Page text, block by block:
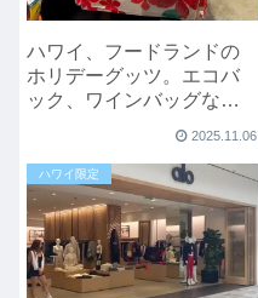
ハワイ、フードランドの
ホリデーグッツ。エコバ
ック、ワインバッグなど
2025.11.06
ハワイ限定